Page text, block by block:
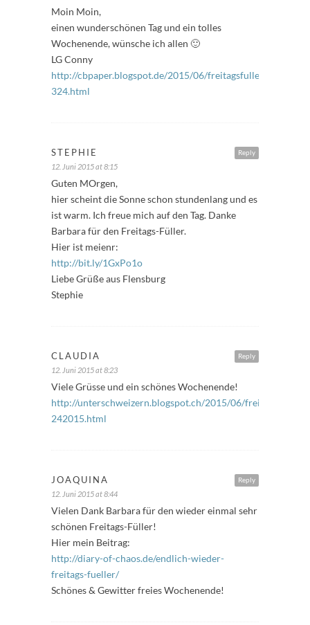
Moin Moin,
einen wunderschönen Tag und ein tolles
Wochenende, wünsche ich allen 🙂
LG Conny
http://cbpaper.blogspot.de/2015/06/freitagsfuller-
324.html
Reply
STEPHIE
12. Juni 2015 at 8:15
Guten MOrgen,
hier scheint die Sonne schon stundenlang und es
ist warm. Ich freue mich auf den Tag. Danke
Barbara für den Freitags-Füller.
Hier ist meienr:
http://bit.ly/1GxPo1o
Liebe Grüße aus Flensburg
Stephie
Reply
CLAUDIA
12. Juni 2015 at 8:23
Viele Grüsse und ein schönes Wochenende!
http://unterschweizern.blogspot.ch/2015/06/freitagsfuller-
242015.html
Reply
JOAQUINA
12. Juni 2015 at 8:44
Vielen Dank Barbara für den wieder einmal sehr
schönen Freitags-Füller!
Hier mein Beitrag:
http://diary-of-chaos.de/endlich-wieder-
freitags-fueller/
Schönes & Gewitter freies Wochenende!